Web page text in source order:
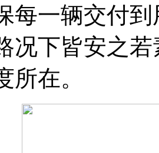
每一辆交付
况下皆安之
所在。